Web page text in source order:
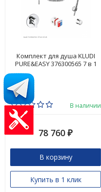
Комплект для душа KLUDI
PURE&EASY 376300565 7 в 1
В наличии
78 760 ₽
В корзину
Купить в 1 клик